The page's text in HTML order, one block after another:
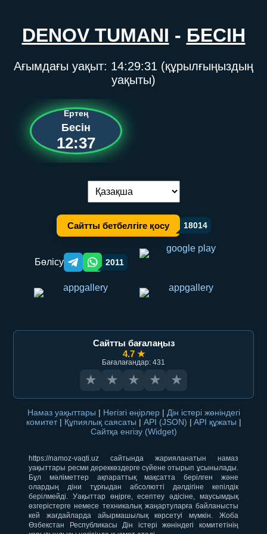
DENOV TUMANI - БЕСІН
Ағымдағы уақыт: 14:29:31 (құрылғыңыздың
уақыты)
Ертең
Бесін
12:37
Тілді ауыстыру:
Сайтты бетбелгіге қосу 18014
Бөлісу Telegram orqali ulashish
WhatsApp orqali ulashish
2011
Сайтты бағалаңыз
4.7 ★
Бағалағандар: 431
★ ★ ★ ★ ★
Намаз уақыттары | Негізгі өңірлер | Дін істері жөніндегі
комитет | Құпиялық саясаты | API (JSON) | API құжаты |
Сайтқа енгізу (Widget)
https://namoz-vaqti.uz сайтында жарияланатын намаз
уақыттары ресми дереккөздерге сүйене отырып ұсынылады.
Бұл мәліметтер ақпараттық мақсатта берілген және
олардың діни тұрғыдан абсолютті дәлдігіне кепілдік
берілмейді. Уақыттар өңірге, есептеу әдісіне, маусымдық
өзгерістерге немесе техникалық жаңартуларға байланысты
кей жағдайларда айырмашылық көрсетуі мүмкін. Жоба
Өзбекстан Республикасы Дін істері жөніндегі комитетінің